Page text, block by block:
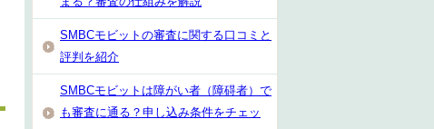
SMBCモビットの審査に関する口コミと
評判を紹介
SMBCモビットは障がい者（障碍者）で
も審査に通る？申し込み条件をチェッ